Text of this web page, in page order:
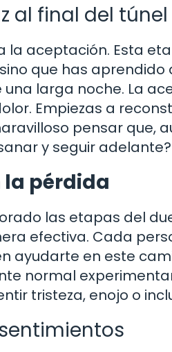
al final del túnel
la aceptación. Esta
que has aprendido
larga noche. La
Empiezas a
pensar que,
y seguir adelante?
la pérdida
las etapas del
efectiva. Cada
ayudarte en este
normal
tristeza, enojo o